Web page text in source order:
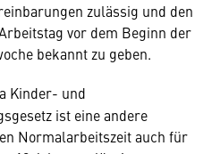
zulässig und den
vor dem Beginn der
bekannt zu geben.
Kinder- und
ist eine andere
Normalarbeitszeit auch für